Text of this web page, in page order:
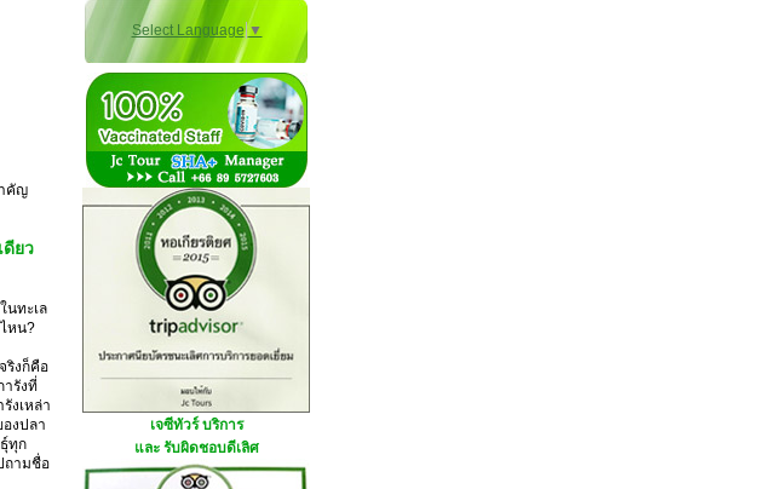
คัญ
ดียว
นทะเล
หน?
ริงก็คือ
ารังที่
งเหล่า
งปลา
ทุก
ถามชื่อ
Select Language ▼
เจซีทัวร์ บริการ
และ รับผิดชอบดีเลิศ